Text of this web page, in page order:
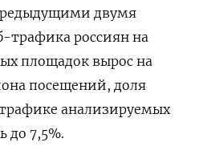
двумя
трафика россиян на
площадок вырос на
посещений, доля
анализируемых
до 7,5%.